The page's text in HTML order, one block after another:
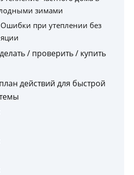
зимами
Ошибки при утеплении без
/ проверить / купить
действий для быстрой